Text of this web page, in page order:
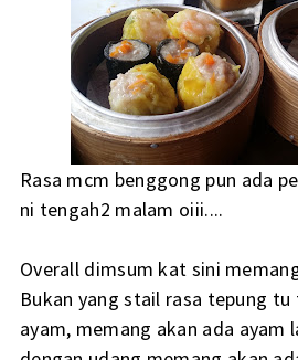
Rasa mcm benggong pun ada
ni tengah2 malam oiii....
Overall dimsum kat sini
Bukan yang stail rasa tepung
ayam, memang akan ada ayam